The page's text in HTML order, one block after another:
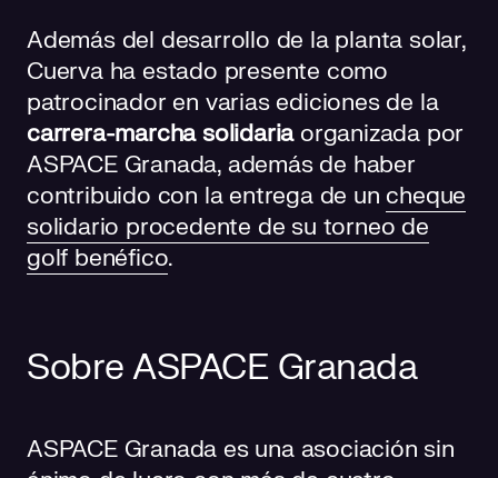
Además del desarrollo de la planta solar,
Cuerva ha estado presente como
patrocinador en varias ediciones de la
carrera-marcha solidariaorganizada por
ASPACE Granada, además de haber
contribuido con la entrega de un cheque
solidario procedente de su torneo de
golf benéfico.
Sobre ASPACE Granada
ASPACE Granada es una asociación sin